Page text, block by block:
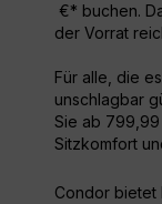
€* buchen.
der Vorrat
Für alle, die
unschlagbar
Sie ab 799,99
Sitzkomfort
Condor bietet